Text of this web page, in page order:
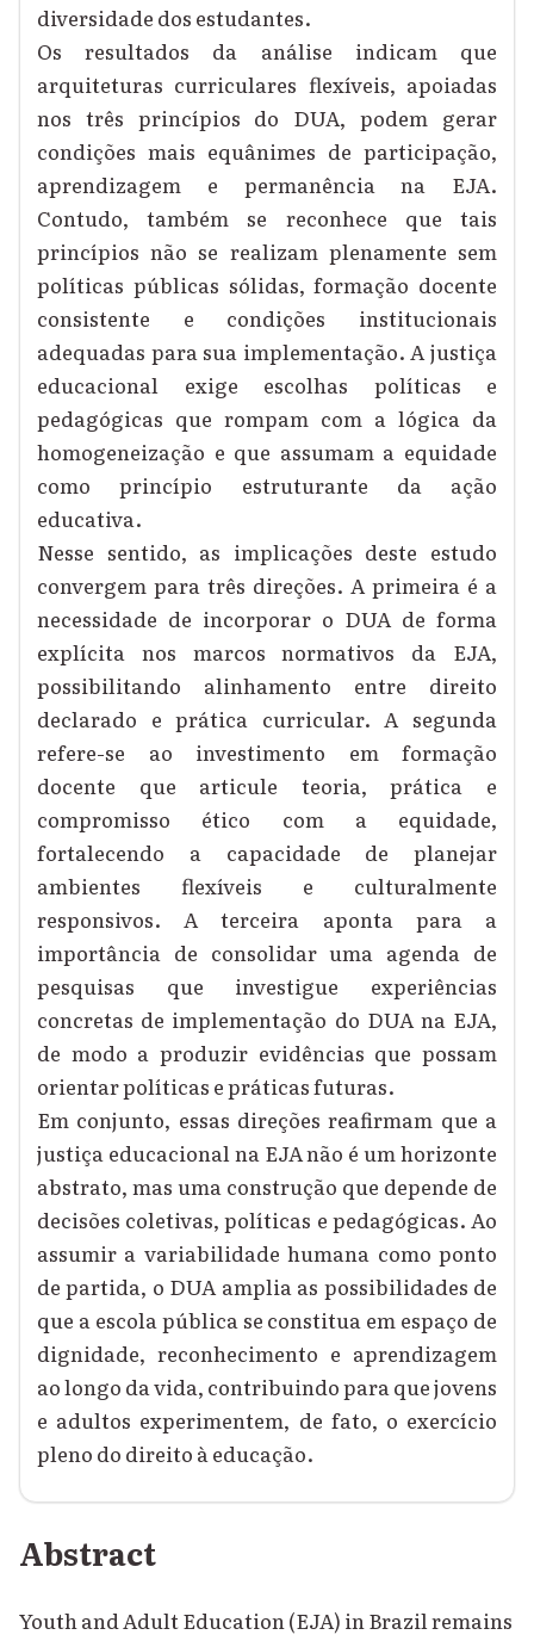
diversidade dos estudantes.
Os resultados da análise indicam que
arquiteturas curriculares flexíveis, apoiadas
nos três princípios do DUA, podem gerar
condições mais equânimes de participação,
aprendizagem e permanência na EJA.
Contudo, também se reconhece que tais
princípios não se realizam plenamente sem
políticas públicas sólidas, formação docente
consistente e condições institucionais
adequadas para sua implementação. A justiça
educacional exige escolhas políticas e
pedagógicas que rompam com a lógica da
homogeneização e que assumam a equidade
como princípio estruturante da ação
educativa.
Nesse sentido, as implicações deste estudo
convergem para três direções. A primeira é a
necessidade de incorporar o DUA de forma
explícita nos marcos normativos da EJA,
possibilitando alinhamento entre direito
declarado e prática curricular. A segunda
refere-se ao investimento em formação
docente que articule teoria, prática e
compromisso ético com a equidade,
fortalecendo a capacidade de planejar
ambientes flexíveis e culturalmente
responsivos. A terceira aponta para a
importância de consolidar uma agenda de
pesquisas que investigue experiências
concretas de implementação do DUA na EJA,
de modo a produzir evidências que possam
orientar políticas e práticas futuras.
Em conjunto, essas direções reafirmam que a
justiça educacional na EJA não é um horizonte
abstrato, mas uma construção que depende de
decisões coletivas, políticas e pedagógicas. Ao
assumir a variabilidade humana como ponto
de partida, o DUA amplia as possibilidades de
que a escola pública se constitua em espaço de
dignidade, reconhecimento e aprendizagem
ao longo da vida, contribuindo para que jovens
e adultos experimentem, de fato, o exercício
pleno do direito à educação.
Abstract
Youth and Adult Education (EJA) in Brazil remains